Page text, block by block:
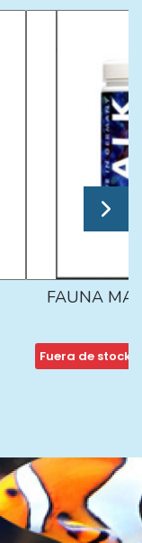
FAUNA
Fuera de stock